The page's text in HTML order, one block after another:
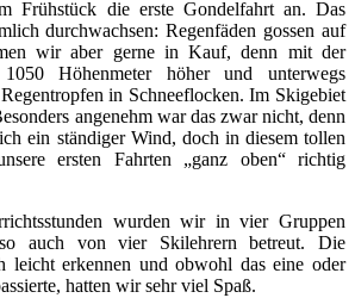
Frühstück die erste Gondelfahrt an. Das
durchwachsen: Regenfäden gossen auf
wir aber gerne in Kauf, denn mit der
Höhenmeter höher und unterwegs
in Schneeflocken. Im Skigebiet
angenehm war das zwar nicht, denn
ein ständiger Wind, doch in diesem tollen
ersten Fahrten „ganz oben“ richtig
wurden wir in vier Gruppen
auch von vier Skilehrern betreut. Die
leicht erkennen und obwohl das eine oder
hatten wir sehr viel Spaß.